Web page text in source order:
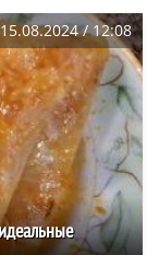
15.08.2024 / 12:08